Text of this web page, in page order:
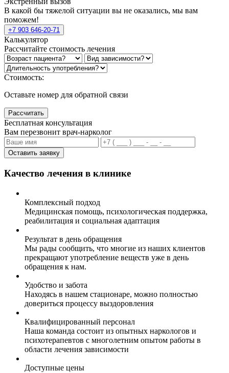
В какой бы тяжелой ситуации вы не оказались, мы вам
поможем!
+7 903 646-20-71
Калькулятор
Рассчитайте стоимость лечения
Стоимость:
Оставьте номер для обратной связи
Рассчитать
Бесплатная консультация
Вам перезвонит врач-нарколог
Оставить заявку
Качество лечения в клинике
Комплексный подход
Медицинская помощь, психологическая поддержка,
реабилитация и социальная адаптация
Результат в день обращения
Мы рады сообщить, что многие из наших клиентов
прекращают употребление веществ уже в день
обращения к нам.
Удобство и забота
Находясь в нашем стационаре, можно полностью
довериться процессу выздоровления
Квалифицированный персонал
Наша команда состоит из опытных наркологов и
психотерапевтов с многолетним опытом работы в
области лечения зависимости
Доступные цены